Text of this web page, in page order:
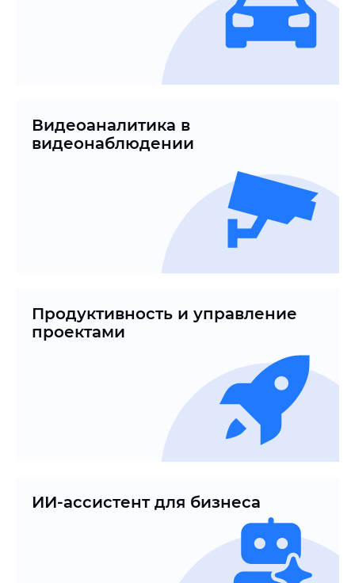
Видеоаналитика в
видеонаблюдении
Продуктивность и управление
проектами
ИИ-ассистент для бизнеса